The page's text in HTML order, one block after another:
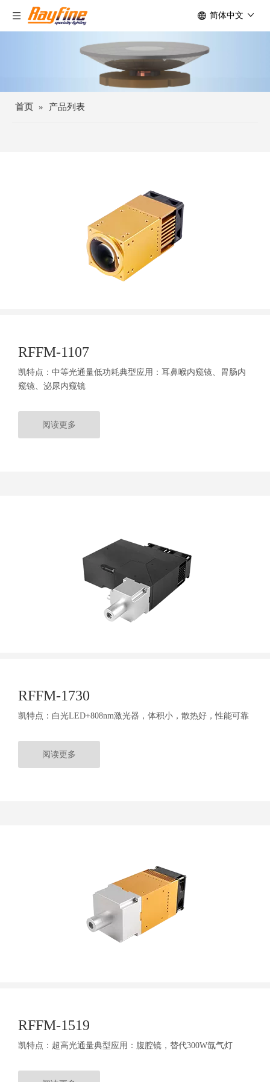
简体中文
首页 » 产品列表
RFFM-1107
凯特点：中等光通量低功耗典型应用：耳鼻喉内窥镜、胃肠内
窥镜、泌尿内窥镜
阅读更多
RFFM-1730
凯特点：白光LED+808nm激光器，体积小，散热好，性能可靠
阅读更多
RFFM-1519
凯特点：超高光通量典型应用：腹腔镜，替代300W氙气灯